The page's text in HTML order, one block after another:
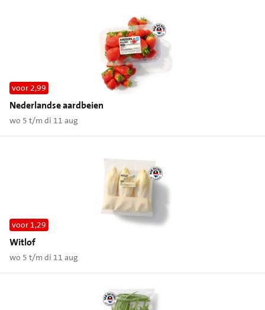
voor 2,99
Nederlandse aardbeien
wo 5 t/m di 11 aug
voor 1,29
Witlof
wo 5 t/m di 11 aug